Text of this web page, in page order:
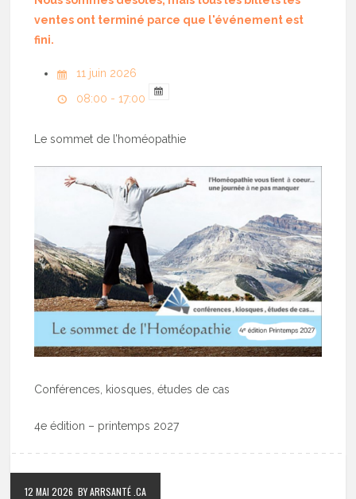
ventes ont terminé parce que l'événement est
fini.
11 juin 2026
08:00 - 17:00
Le sommet de l’homéopathie
Conférences, kiosques, études de cas
4e édition – printemps 2027
12 MAI 2026 BY ARRSANTÉ .CA